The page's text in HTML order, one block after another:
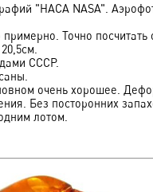
"НАСА NASA".
примерно. Точно посчитать
СССР.
очень хорошее.
Без посторонних
лотом.